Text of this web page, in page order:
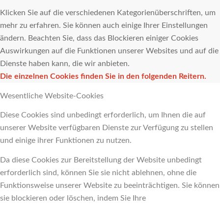
Klicken Sie auf die verschiedenen Kategorienüberschriften, um
mehr zu erfahren. Sie können auch einige Ihrer Einstellungen
ändern. Beachten Sie, dass das Blockieren einiger Cookies
Auswirkungen auf die Funktionen unserer Websites und auf die
Dienste haben kann, die wir anbieten.
Die einzelnen Cookies finden Sie in den folgenden Reitern.
Wesentliche Website-Cookies
Diese Cookies sind unbedingt erforderlich, um Ihnen die auf
unserer Website verfügbaren Dienste zur Verfügung zu stellen
und einige ihrer Funktionen zu nutzen.
Da diese Cookies zur Bereitstellung der Website unbedingt
erforderlich sind, können Sie sie nicht ablehnen, ohne die
Funktionsweise unserer Website zu beeinträchtigen. Sie können
sie blockieren oder löschen, indem Sie Ihre